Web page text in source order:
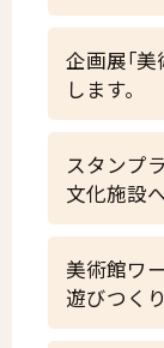
企画展｢
します。
スタンプ
文化施設
美術館ワ
遊びつく